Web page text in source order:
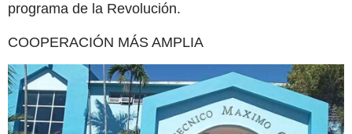
programa de la Revolución.
COOPERACIÓN MÁS AMPLIA